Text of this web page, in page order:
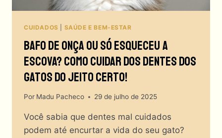
PERDER
GLAMOUR!
CUIDADOS SAÚDE E BEM-ESTAR
Bafo De Onça Ou Só Esqueceu A
Escova? Como Cuidar Dos Dentes Dos
Gatos Do Jeito Certo!
Por Madu Pacheco 29 de julho de 2025
Você sabia que dentes mal cuidados
podem até encurtar a vida do seu gato?